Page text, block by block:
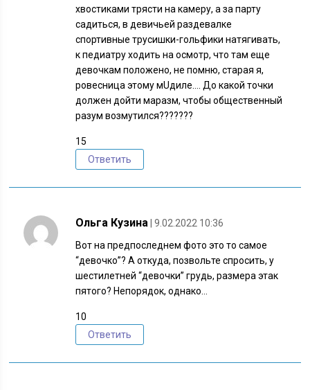
хвостиками трясти на камеру, а за парту
садиться, в девичьей раздевалке
спортивные трусишки-гольфики натягивать,
к педиатру ходить на осмотр, что там еще
девочкам положено, не помню, старая я,
ровесница этому мUдиле…. До какой точки
должен дойти маразм, чтобы общественный
разум возмутился???????
15
Ответить
Ольга Кузина
| 9.02.2022 10:36
Вот на предпоследнем фото это то самое
“девочко”? А откуда, позвольте спросить, у
шестилетней “девочки” грудь, размера этак
пятого? Непорядок, однако…
10
Ответить